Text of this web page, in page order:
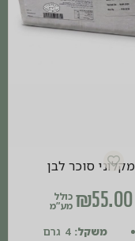
מקלוני סוכר לבן
₪55.00 כולל
מע”מ
משקל:
4 גרם